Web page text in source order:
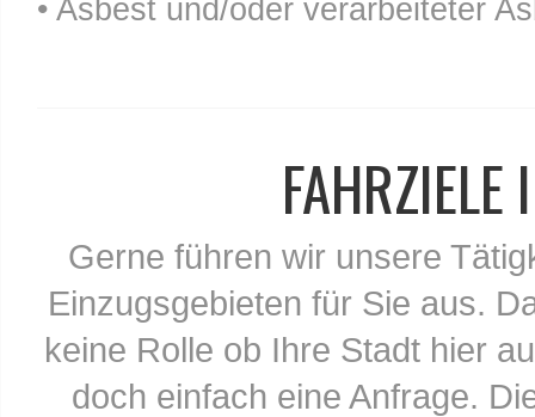
• Asbest und/oder verarbeiteter
Gerne führen wir unsere
Einzugsgebieten für Sie aus.
keine Rolle ob Ihre Stadt hier
doch einfach eine Anfrage.